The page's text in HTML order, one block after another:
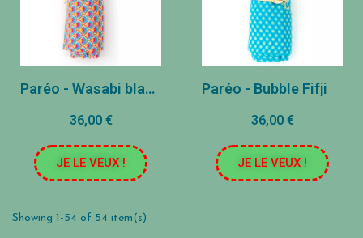
Paréo - Wasabi blanco
36,00 €
JE LE VEUX !
Paréo - Bubble Fifji
36,00 €
JE LE VEUX !
Showing 1-54 of 54 item(s)